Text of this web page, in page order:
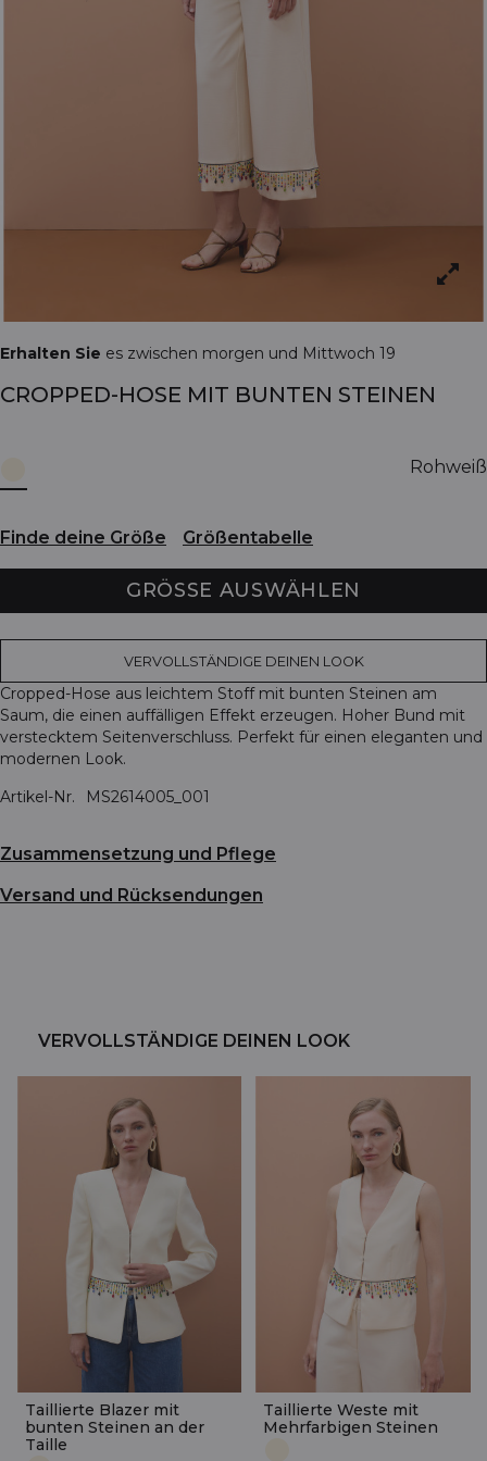
Erhalten Sie es zwischen morgen und Mittwoch 19
CROPPED-HOSE MIT BUNTEN STEINEN
Rohweiß
Finde deine Größe Größentabelle
GRÖSSE AUSWÄHLEN
VERVOLLSTÄNDIGE DEINEN LOOK
Cropped-Hose aus leichtem Stoff mit bunten Steinen am
Saum, die einen auffälligen Effekt erzeugen. Hoher Bund mit
verstecktem Seitenverschluss. Perfekt für einen eleganten und
modernen Look.
Artikel-Nr.
MS2614005_001
Zusammensetzung und Pflege
Versand und Rücksendungen
VERVOLLSTÄNDIGE DEINEN LOOK
Taillierte Blazer mit
bunten Steinen an der
Taille
Taillierte Weste mit
Mehrfarbigen Steinen